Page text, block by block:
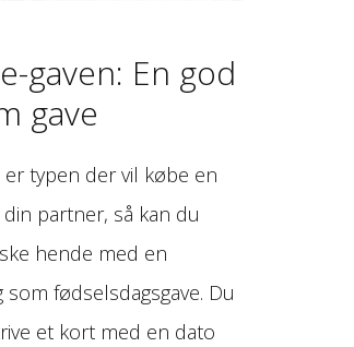
gaven: En god
gave
er typen der vil købe en
partner, så kan du
hende med en
som fødselsdagsgave. Du
et kort med en dato